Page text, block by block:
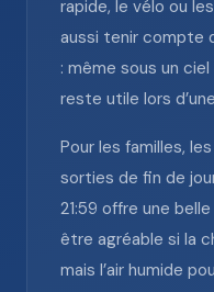
rapide, le vélo ou
aussi tenir compte
: même sous un
reste utile lors
Pour les familles,
sorties de fin de
21:59 offre une
être agréable si la
mais l’air humide